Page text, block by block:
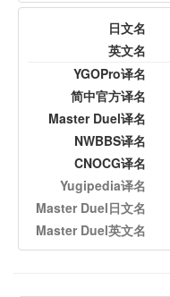
日文名
英文名
YGOPro译名
简中官方译名
Master Duel译名
NWBBS译名
CNOCG译名
Yugipedia译名
Master Duel日文名
Master Duel英文名